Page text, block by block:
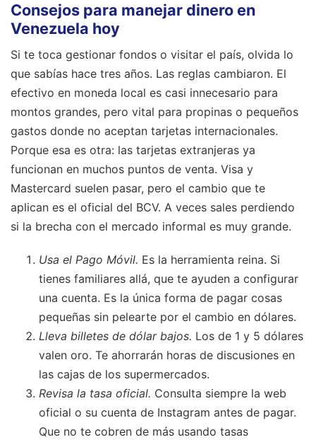
Consejos para manejar dinero en
Venezuela hoy
Si te toca gestionar fondos o visitar el país, olvida lo
que sabías hace tres años. Las reglas cambiaron. El
efectivo en moneda local es casi innecesario para
montos grandes, pero vital para propinas o pequeños
gastos donde no aceptan tarjetas internacionales.
Porque esa es otra: las tarjetas extranjeras ya
funcionan en muchos puntos de venta. Visa y
Mastercard suelen pasar, pero el cambio que te
aplican es el oficial del BCV. A veces sales perdiendo
si la brecha con el mercado informal es muy grande.
Usa el Pago Móvil. Es la herramienta reina. Si
tienes familiares allá, que te ayuden a configurar
una cuenta. Es la única forma de pagar cosas
pequeñas sin pelearte por el cambio en dólares.
Lleva billetes de dólar bajos. Los de 1 y 5 dólares
valen oro. Te ahorrarán horas de discusiones en
las cajas de los supermercados.
Revisa la tasa oficial. Consulta siempre la web
oficial o su cuenta de Instagram antes de pagar.
Que no te cobren de más usando tasas